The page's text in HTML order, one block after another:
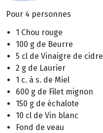
Pour 4 personnes
1 Chou rouge
100 g de Beurre
5 cl de Vinaigre de cidre
2 g de Laurier
1 c. à s. de Miel
600 g de Filet mignon
150 g de échalote
10 cl de Vin blanc
Fond de veau